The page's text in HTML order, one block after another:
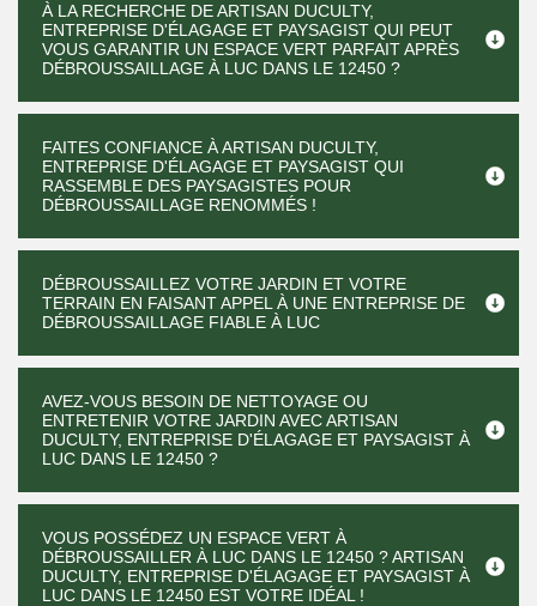
À LA RECHERCHE DE ARTISAN DUCULTY,
ENTREPRISE D'ÉLAGAGE ET PAYSAGIST QUI PEUT
VOUS GARANTIR UN ESPACE VERT PARFAIT APRÈS
DÉBROUSSAILLAGE À LUC DANS LE 12450 ?
FAITES CONFIANCE À ARTISAN DUCULTY,
ENTREPRISE D'ÉLAGAGE ET PAYSAGIST QUI
RASSEMBLE DES PAYSAGISTES POUR
DÉBROUSSAILLAGE RENOMMÉS !
DÉBROUSSAILLEZ VOTRE JARDIN ET VOTRE
TERRAIN EN FAISANT APPEL À UNE ENTREPRISE DE
DÉBROUSSAILLAGE FIABLE À LUC
AVEZ-VOUS BESOIN DE NETTOYAGE OU
ENTRETENIR VOTRE JARDIN AVEC ARTISAN
DUCULTY, ENTREPRISE D'ÉLAGAGE ET PAYSAGIST À
LUC DANS LE 12450 ?
VOUS POSSÉDEZ UN ESPACE VERT À
DÉBROUSSAILLER À LUC DANS LE 12450 ? ARTISAN
DUCULTY, ENTREPRISE D'ÉLAGAGE ET PAYSAGIST À
LUC DANS LE 12450 EST VOTRE IDÉAL !